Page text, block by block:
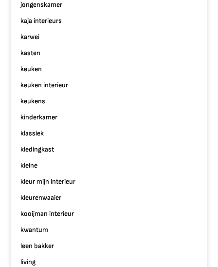
jongenskamer
kaja interieurs
karwei
kasten
keuken
keuken interieur
keukens
kinderkamer
klassiek
kledingkast
kleine
kleur mijn interieur
kleurenwaaier
kooijman interieur
kwantum
leen bakker
living